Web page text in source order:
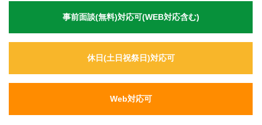
事前面談(無料)対応可(WEB対応含む)
休日(土日祝祭日)対応可
Web対応可